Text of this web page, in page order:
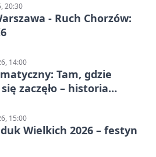
20:30
- Ruch Chorzów:
14:00
Tam, gdzie
zaczęło – historia
15:00
Wielkich 2026 – festyn